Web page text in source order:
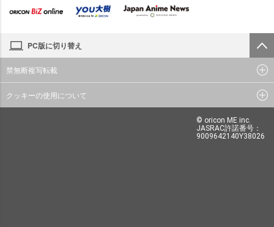
PC版に切り替え
禁無断複写転載
クッキーの使用について
© oricon ME inc.
JASRAC許諾番号：
9009642140Y38026